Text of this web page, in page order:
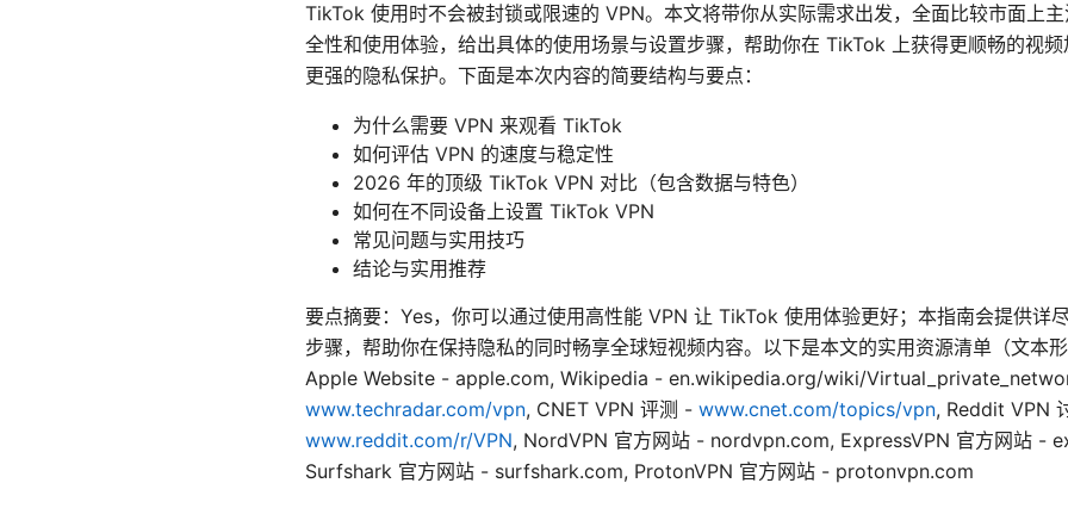
TikTok 使用时不会被封锁或限速的 VPN。本文将带你从实际需求出发，全面比较市面上
全性和使用体验，给出具体的使用场景与设置步骤，帮助你在 TikTok 上获得更顺畅的视
更强的隐私保护。下面是本次内容的简要结构与要点：
为什么需要 VPN 来观看 TikTok
如何评估 VPN 的速度与稳定性
2026 年的顶级 TikTok VPN 对比（包含数据与特色）
如何在不同设备上设置 TikTok VPN
常见问题与实用技巧
结论与实用推荐
要点摘要：Yes，你可以通过使用高性能 VPN 让 TikTok 使用体验更好；本指南会提供详
步骤，帮助你在保持隐私的同时畅享全球短视频内容。以下是本文的实用资源清单（文本形
Apple Website - apple.com, Wikipedia - en.wikipedia.org/wiki/
www.techradar.com/vpn, CNET VPN 评测 - www.cnet.com/topics/vpn, Reddit VPN
www.reddit.com/r/VPN, NordVPN 官方网站 - nordvpn.com, ExpressVPN 官方网站 -
Surfshark 官方网站 - surfshark.com, ProtonVPN 官方网站 - protonvpn.com